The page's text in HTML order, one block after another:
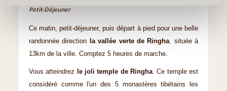
Petit-Déjeuner
Ce matin, petit-déjeuner, puis départ à pied pour une belle
randonnée direction
la vallée verte de Ringha, située à
13km de la ville. Comptez 5 heures de marche.
Vous atteindrez le joli temple de Ringha. Ce temple est
considéré comme l'un des 5 monastères tibétains les